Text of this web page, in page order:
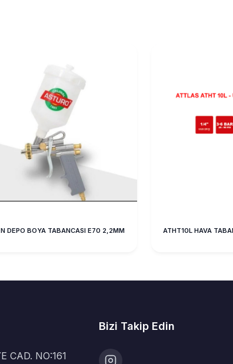
DEPO BOYA TABANCASI E70 2,2MM ATHT10L HAVA
CAD. NO:161
Bizi Takip Edin